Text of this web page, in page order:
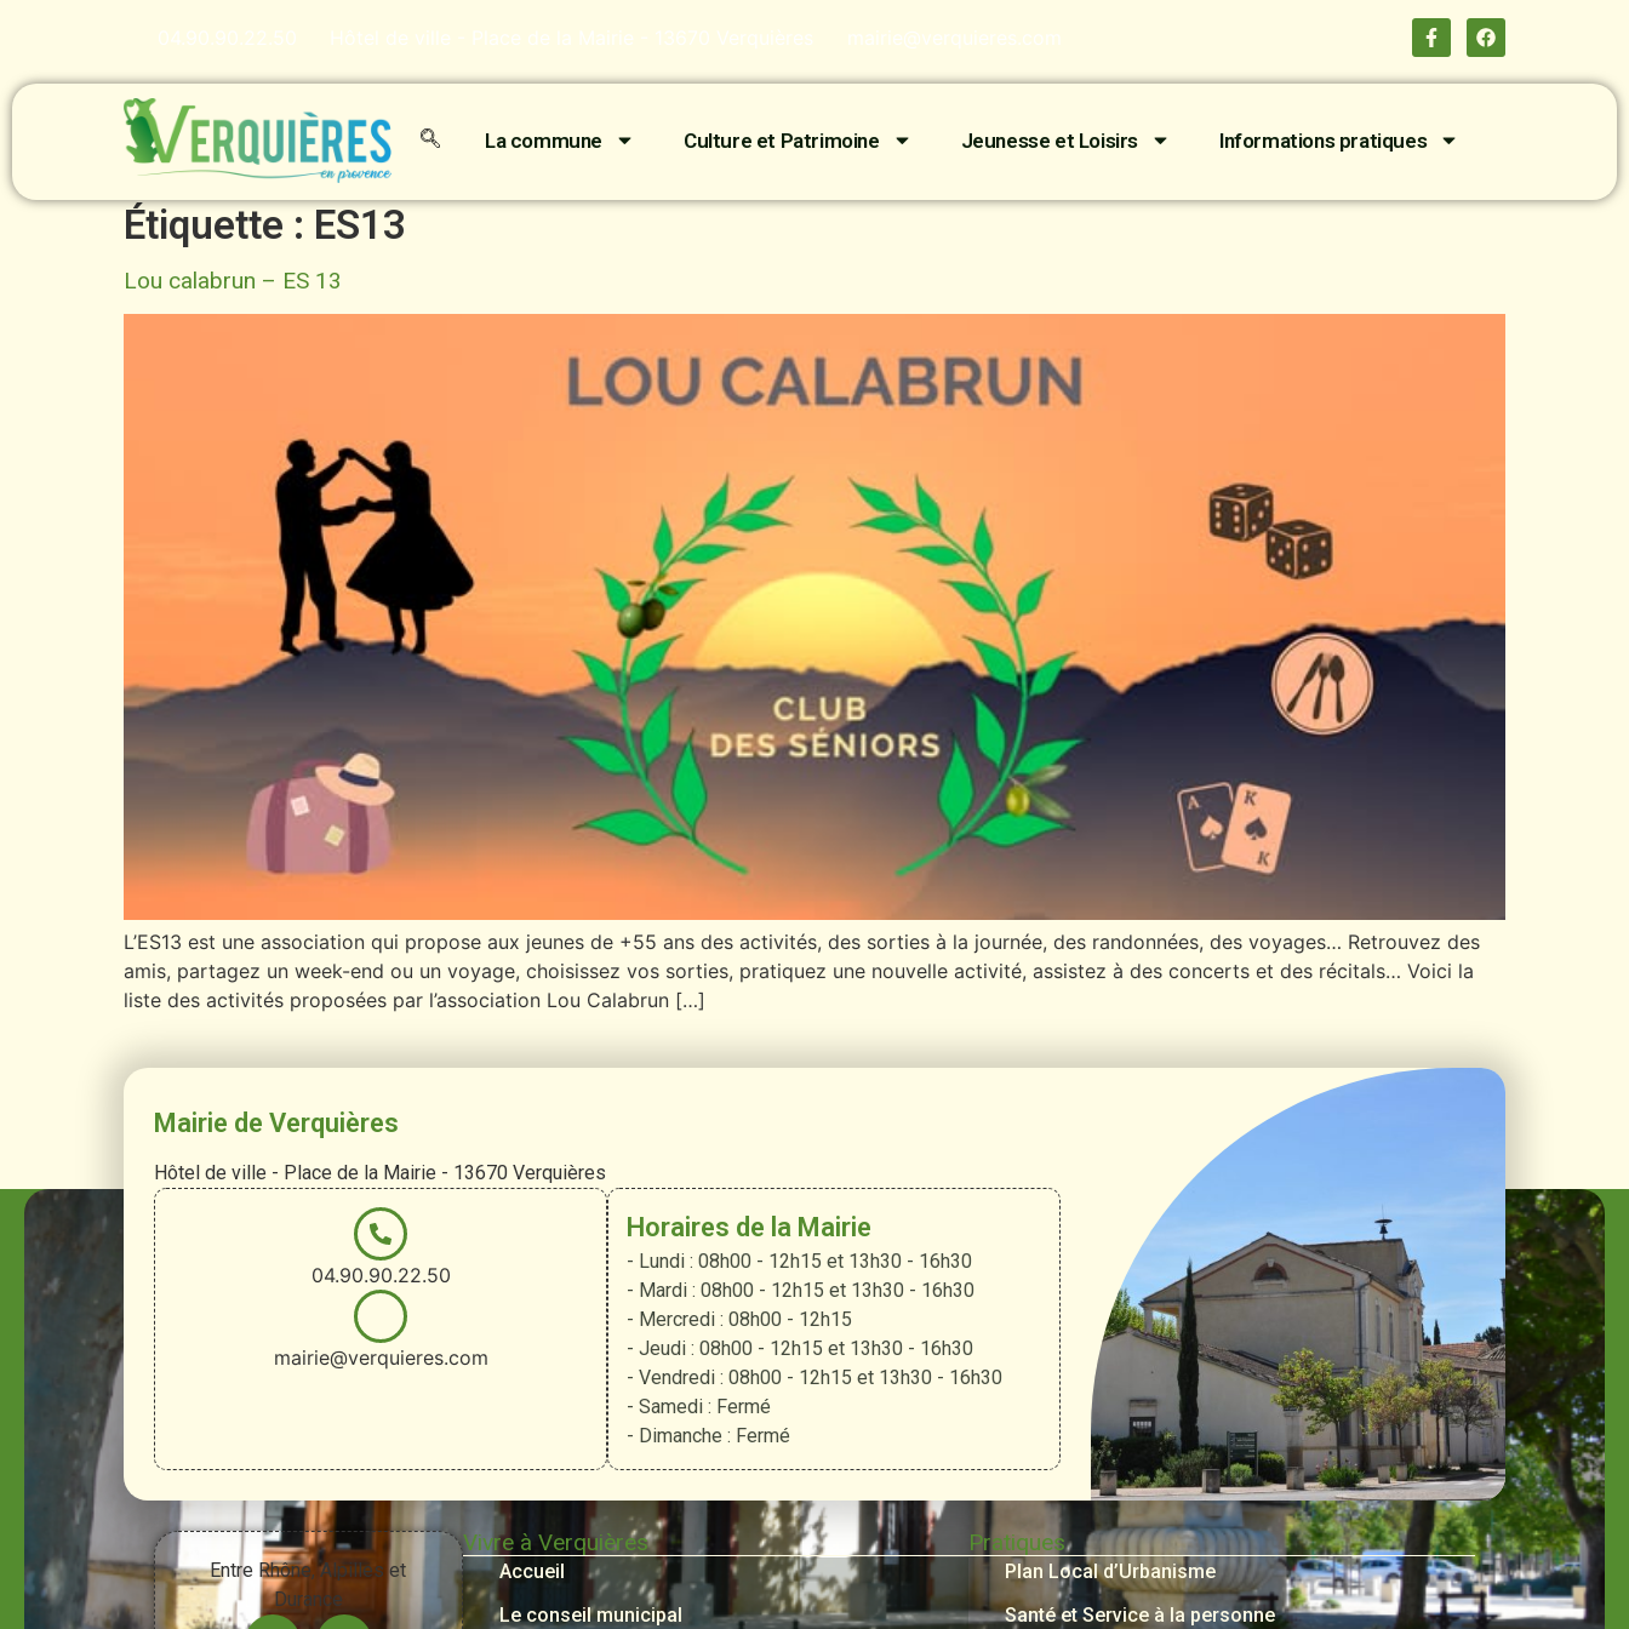
04.90.90.22.50 Hôtel de ville - Place de la Mairie - 13670 Verquières mairie@verquieres.com
La commune Culture et Patrimoine Jeunesse et Loisirs Informations pratiques
Étiquette : ES13
Lou calabrun – ES 13
L’ES13 est une association qui propose aux jeunes de +55 ans des activités, des sorties à la journée, des randonnées, des voyages… Retrouvez des
amis, partagez un week-end ou un voyage, choisissez vos sorties, pratiquez une nouvelle activité, assistez à des concerts et des récitals… Voici la
liste des activités proposées par l’association Lou Calabrun […]
Mairie de Verquières
Hôtel de ville - Place de la Mairie - 13670 Verquières
04.90.90.22.50
mairie@verquieres.com
Horaires de la Mairie
- Lundi : 08h00 - 12h15 et 13h30 - 16h30
- Mardi : 08h00 - 12h15 et 13h30 - 16h30
- Mercredi : 08h00 - 12h15
- Jeudi : 08h00 - 12h15 et 13h30 - 16h30
- Vendredi : 08h00 - 12h15 et 13h30 - 16h30
- Samedi : Fermé
- Dimanche : Fermé
Entre Rhône, Alpilles et
Durance
Vivre à Verquières
Accueil
Le conseil municipal
Pratiques
Plan Local d’Urbanisme
Santé et Service à la personne